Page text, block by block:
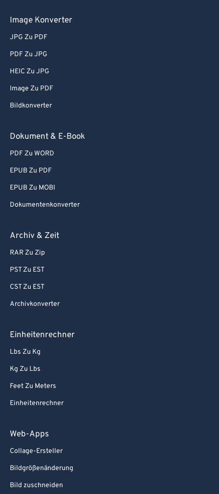
Image Konverter
JPG Zu PDF
PDF Zu JPG
HEIC Zu JPG
Image Zu PDF
Bildkonverter
Dokument & E-Book
PDF Zu WORD
EPUB Zu PDF
EPUB Zu MOBI
Dokumentenkonverter
Archiv & Zeit
RAR Zu Zip
PST Zu EST
CST Zu EST
Archivkonverter
Einheitenrechner
Lbs Zu Kg
Kg Zu Lbs
Feet Zu Meters
Einheitenrechner
Web-Apps
Collage-Ersteller
Bildgrößenänderung
Bild zuschneiden